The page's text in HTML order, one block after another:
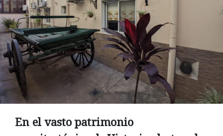
En el vasto patrimonio